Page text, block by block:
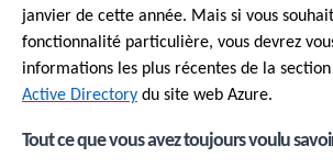
janvier de cette année. Mais si vous
fonctionnalité particulière, vous devrez
informations les plus récentes de la section
Active Directory du site web Azure.
Tout ce que vous avez toujours voulu